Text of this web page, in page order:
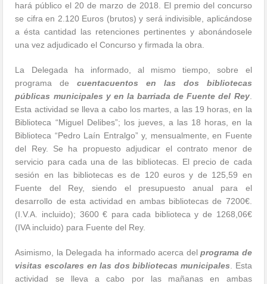
hará público el 20 de marzo de 2018. El premio del concurso
se cifra en 2.120 Euros (brutos) y será indivisible, aplicándose
a ésta cantidad las retenciones pertinentes y abonándosele
una vez adjudicado el Concurso y firmada la obra.
La Delegada ha informado, al mismo tiempo, sobre el
programa decuentacuentos en las dos bibliotecas
públicas municipales y en la barriada de Fuente del Rey.
Esta actividad se lleva a cabo los martes, a las 19 horas, en la
Biblioteca “Miguel Delibes”; los jueves, a las 18 horas, en la
Biblioteca “Pedro Laín Entralgo” y, mensualmente, en Fuente
del Rey. Se ha propuesto adjudicar el contrato menor de
servicio para cada una de las bibliotecas. El precio de cada
sesión en las bibliotecas es de 120 euros y de 125,59 en
Fuente del Rey, siendo el presupuesto anual para el
desarrollo de esta actividad en ambas bibliotecas de 7200€.
(I.V.A. incluido); 3600 € para cada biblioteca y de 1268,06€
(IVA incluido) para Fuente del Rey.
Asimismo, la Delegada ha informado acerca delprograma de
visitas escolares en las dos bibliotecas municipales . Esta
actividad se lleva a cabo por las mañanas en ambas